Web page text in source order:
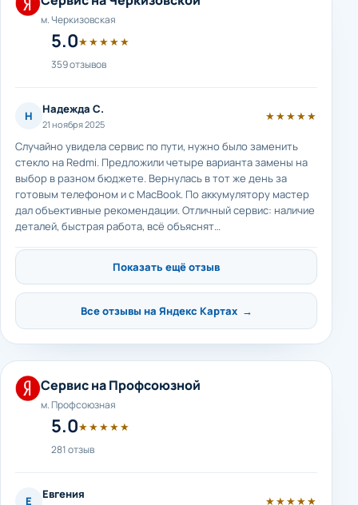
м. Черкизовская
5.0★★★★★
359 отзывов
Н Надежда С.
21 ноября 2025
★★★★★
Случайно увидела сервис по пути, нужно было заменить
стекло на Redmi. Предложили четыре варианта замены на
выбор в разном бюджете. Вернулась в тот же день за
готовым телефоном и с MacBook. По аккумулятору мастер
дал объективные рекомендации. Отличный сервис: наличие
деталей, быстрая работа, всё объяснят…
Показать ещё отзыв
Все отзывы на Яндекс Картах →
Сервис на Профсоюзной
м. Профсоюзная
5.0★★★★★
281 отзыв
Е Евгения ★★★★★